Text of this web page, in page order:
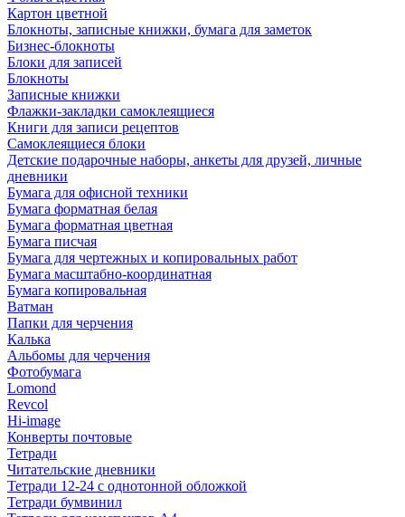
Картон цветной
Блокноты, записные книжки, бумага для заметок
Бизнес-блокноты
Блоки для записей
Блокноты
Записные книжки
Флажки-закладки самоклеящиеся
Книги для записи рецептов
Самоклеящиеся блоки
Детские подарочные наборы, анкеты для друзей, личные
дневники
Бумага для офисной техники
Бумага форматная белая
Бумага форматная цветная
Бумага писчая
Бумага для чертежных и копировальных работ
Бумага масштабно-координатная
Бумага копировальная
Ватман
Папки для черчения
Калька
Альбомы для черчения
Фотобумага
Lomond
Revcol
Hi-image
Конверты почтовые
Тетради
Читательские дневники
Тетради 12-24 с однотонной обложкой
Тетради бумвинил